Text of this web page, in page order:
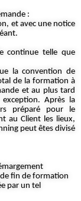
:
et avec une notice
continue telle que
la convention de
de la formation à
et au plus tard
Après la
préparé pour le
au Client les lieux,
peut êtes divisé
fin de formation
par un tel